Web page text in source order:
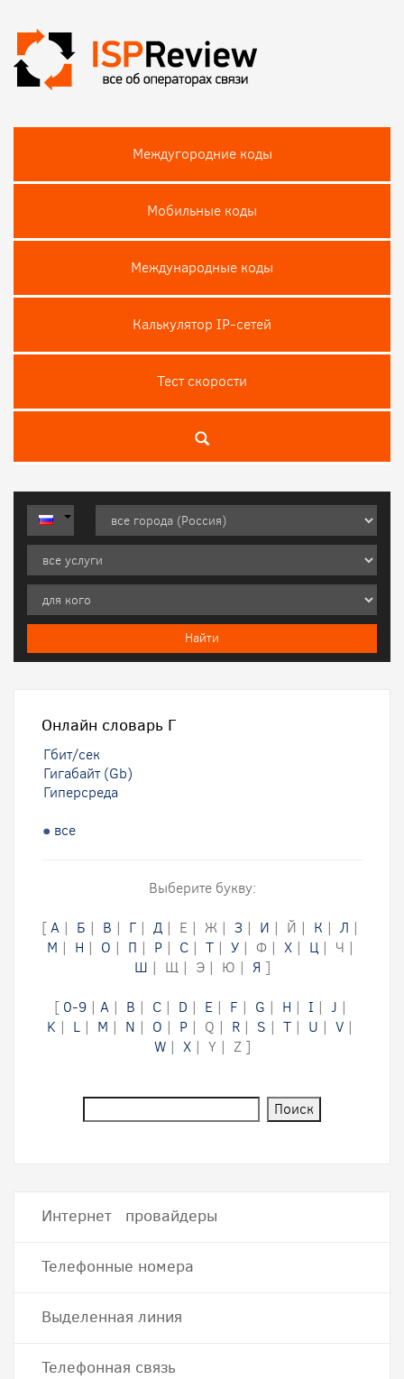
Междугородние коды
Мобильные коды
Международные коды
Калькулятор IP-сетей
Тест скороcти
Онлайн словарь Г
Гбит/сек
Гигабайт (Gb)
Гиперсреда
все
Выберите букву:
[А | Б | В | Г | Д | Е | Ж | З | И | Й | К | Л |
М | Н | О | П | Р| С| Т| У| Ф | Х| Ц| Ч |
Ш | Щ | Э | Ю | Я ]
[ 0-9| A| B | C| D | E | F | G | H | I | J |
K | L | M | N | O | P | Q | R | S | T | U | V |
W| X| Y | Z ]
Интернет провайдеры
Телефонные номера
Выделенная линия
Телефонная связь